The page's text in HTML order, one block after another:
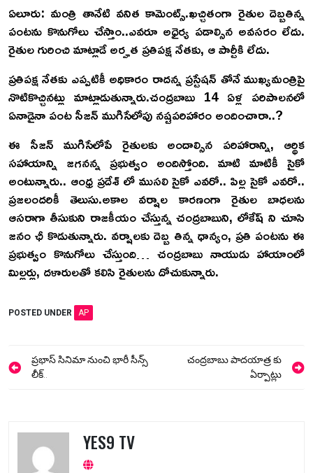
ఏలూరు: మంత్రి తానేటి వనిత కామెంట్స్.ఖచ్చితంగా రైతుల దెబ్బతిన్న
పంటను కొనుగోలు చేస్తాం..ఎవరూ అధైర్య పడాల్సిన అవసరం లేదు.
రైతుల గురించి మాట్లాడే అర్హత ప్రతిపక్ష నేతకు, ఆ పార్టీకి లేదు.
ప్రతిపక్ష నేతకు ఎప్పటికీ అధికారం రాదన్న ప్రస్టేషన్ తోనే ముఖ్యమంత్రిపై
నొటికొచ్చినట్లు మాట్లాడుతున్నారు.చంద్రబాబు 14 ఏళ్ల పరిపాలనలో
ఏనాడైనా పంట సీజన్ ముగిసేలోపు నష్టపరిహారం అందించారా..?
ఈ సీజన్ ముగిసేలోపే రైతులకు అందాల్సిన పరిహారాన్ని, ఆర్థిక
సహాయాన్ని జగనన్న ప్రభుత్వం అందిస్తోంది. మాటి మాటికీ సైకో
అంటున్నారు.. ఆంధ్ర ప్రదేశ్ లో ముసలి సైకో ఎవరో.. పిల్ల సైకో ఎవరో..
ప్రజలందరికీ తెలుసు.అకాల వర్షాల కారణంగా రైతుల బాధలను
ఆసరాగా తీసుకుని రాజకీయం చేస్తున్న చంద్రబాబుని, లోకేష్ ని చూసి
జనం ఛీ కొడుతున్నారు. వర్షాలకు దెబ్బ తిన్న ధాన్యం, ప్రతి పంటను ఈ
ప్రభుత్వం కొనుగోలు చేస్తుంది… చంద్రబాబు నాయుడు హాయాంలో
మిల్లర్లు, దళారులతో కలిసి రైతులను దోచుకున్నారు.
POSTED UNDER AP
Post
navigation
ప్రభాస్ సినిమా నుంచి భారీ సీన్స్
లీక్..
చంద్రబాబు పాదయాత్ర కు
ఏర్పాట్లు
YES9 TV